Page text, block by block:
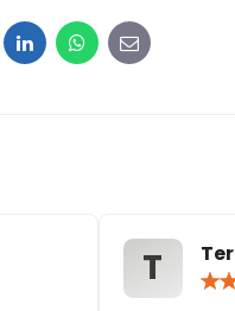
LinkedInWhatsApp
E-
mail
T